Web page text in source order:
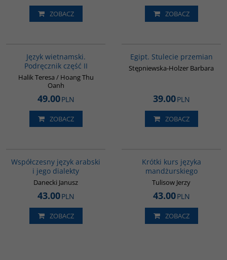
ZOBACZ ZOBACZ
Język wietnamski.
Podręcznik część II
Halik Teresa / Hoang Thu
Oanh
49.00PLN
ZOBACZ
Egipt. Stulecie przemian
Stępniewska-Holzer Barbara
39.00PLN
ZOBACZ
Współczesny język arabski
i jego dialekty
Danecki Janusz
43.00PLN
ZOBACZ
Krótki kurs języka
mandżurskiego
Tulisow Jerzy
43.00PLN
ZOBACZ